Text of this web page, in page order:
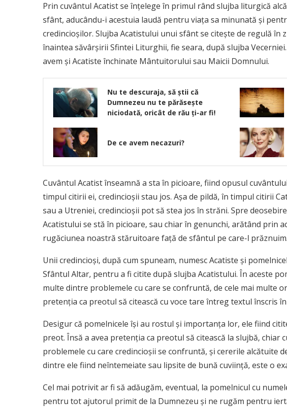
Prin cuvântul Acatist se înţelege în primul rând slujba liturgică
sfânt, aducându-i acestuia laudă pentru viaţa sa minunată şi
credincioşilor. Slujba Acatistului unui sfânt se citeşte de regulă în
înaintea săvârşirii Sfintei Liturghii, fie seara, după slujba
avem şi Acatiste închinate Mântuitorului sau Maicii Domnului.
Nu te descuraja, să ştii că
Dumnezeu nu te părăseşte
niciodată, oricât de rău ţi-ar fi!
De ce avem necazuri?
Cuvântul Acatist înseamnă a sta în picioare, fiind opusul
timpul citirii ei, credincioşii stau jos. Aşa de pildă, în timpul citirii
sau a Utreniei, credincioşii pot să stea jos în străni. Spre
Acatistului se stă în picioare, sau chiar în genunchi, arătând prin
rugăciunea noastră stăruitoare faţă de sfântul pe care-l prăznuim.
Unii credincioşi, după cum spuneam, numesc Acatiste şi
Sfântul Altar, pentru a fi citite după slujba Acatistului. În aceste
multe dintre problemele cu care se confruntă, de cele mai multe
pretenţia ca preotul să citească cu voce tare întreg textul înscris
Desigur că pomelnicele îşi au rostul şi importanţa lor, ele fiind
preot. Însă a avea pretenţia ca preotul să citească la slujbă, chiar
problemele cu care credincioşii se confruntă, şi cererile alcătuite
dintre ele fiind neîntemeiate sau lipsite de bună cuviinţă, este o
Cel mai potrivit ar fi să adăugăm, eventual, la pomelnicul cu
pentru tot ajutorul primit de la Dumnezeu şi ne rugăm pentru